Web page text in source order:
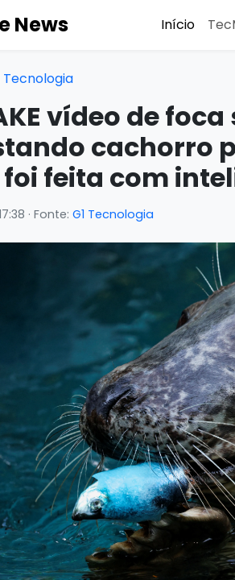
News Início
Tecnologia
vídeo de
cachorro
feita com
· Fonte: G1 Tecnologia